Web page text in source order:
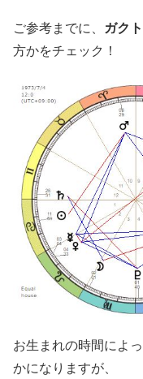
ご参考までに、 ガクト
方かをチェック！
お生まれの時間によっ
かになりますが、